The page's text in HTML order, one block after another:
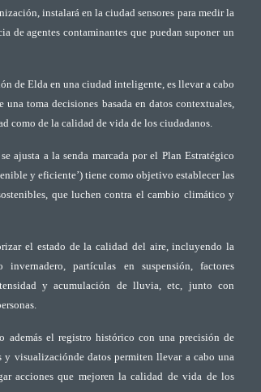
instalará en la ciudad sensores para medir la
de agentes contaminantes que puedan suponer un
de Elda en una ciudad inteligente, es llevar a cabo
toma decisiones basada en datos contextuales,
como de la calidad de vida de los ciudadanos.
ajusta a la senda marcada por el Plan Estratégico
y eficiente’) tiene como objetivo establecer las
que luchen contra el cambio climático y
el estado de la calidad del aire, incluyendo la
partículas en suspensión, factores
y acumulación de lluvia, etc, junto con
además el registro histórico con una precisión de
y visualizaciónde datos permiten llevar a cabo una
acciones que mejoren la calidad de vida de los